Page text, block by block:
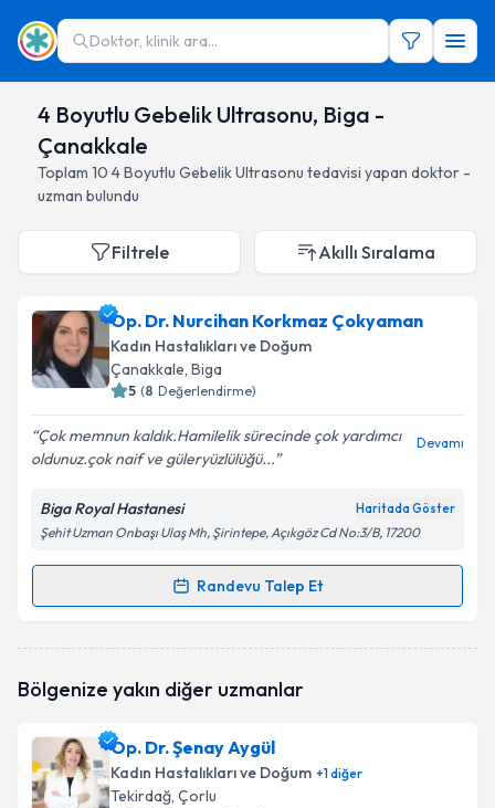
Doktor, klinik ara...
4 Boyutlu Gebelik Ultrasonu, Biga -
Çanakkale
Toplam 10 4 Boyutlu Gebelik Ultrasonu tedavisi yapan doktor -
uzman bulundu
Filtrele Akıllı Sıralama
Op. Dr. Nurcihan Korkmaz Çokyaman
Kadın Hastalıkları ve Doğum
Çanakkale, Biga
5 (8 Değerlendirme)
Çok memnun kaldık.Hamilelik sürecinde çok yardımcı
oldunuz.çok naif ve güleryüzlülüğü...
Devamı
Biga Royal Hastanesi Haritada Göster
Şehit Uzman Onbaşı Ulaş Mh, Şirintepe, Açıkgöz Cd No:3/B, 17200
Randevu Talep Et
Randevu Takvimi Talebi
takvimi talebi oluşturun. Size bu uzmandan randevu
bilgilendireceğiz.
E-posta Adresiniz
Bölgenize yakın diğer uzmanlar
Op. Dr. Şenay Aygül
Kadın Hastalıkları ve Doğum +1diğer
Tekirdağ, Çorlu